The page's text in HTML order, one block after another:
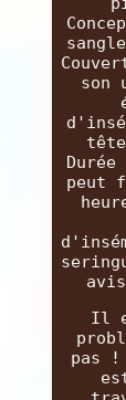
son
peut
Il
pas